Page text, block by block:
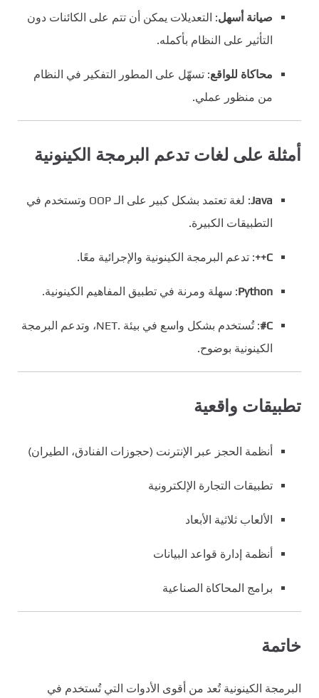
صيانة أسهل: التعديلات يمكن أن تتم على الكائنات دون
التأثير على النظام بأكمله.
محاكاة للواقع: تسهّل على المطور التفكير في النظام
من منظور عملي.
أمثلة على لغات تدعم البرمجة الكينونية
Java
: لغة تعتمد بشكل كبير على الـ OOP وتستخدم في
التطبيقات الكبيرة.
C++ : تدعم البرمجة الكينونية والإجرائية معًا.
Python: سهلة ومرنة في تطبيق المفاهيم الكينونية.
C#
: تُستخدم بشكل واسع في بيئة .NET، وتدعم البرمجة
الكينونية بوضوح.
تطبيقات واقعية
أنظمة الحجز عبر الإنترنت (حجوزات الفنادق، الطيران)
تطبيقات التجارة الإلكترونية
الألعاب ثلاثية الأبعاد
أنظمة إدارة قواعد البيانات
برامج المحاكاة الصناعية
خاتمة
البرمجة الكينونية تُعد من أقوى الأدوات التي تُستخدم في